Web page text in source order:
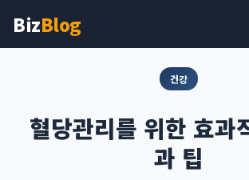
BizBlog
건강
혈당관리를 위한 효과
과 팁